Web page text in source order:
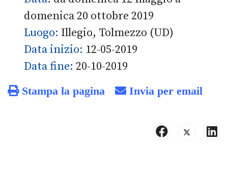
domenica 20 ottobre 2019
Luogo: Illegio, Tolmezzo (UD)
Data inizio: 12-05-2019
Data fine: 20-10-2019
Stampa la pagina Invia per email